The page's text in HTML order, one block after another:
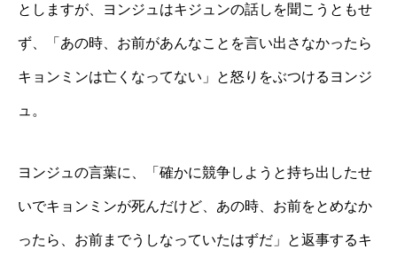
としますが、ヨンジュはキジュンの話しを聞こうともせ
ず、「あの時、お前があんなことを言い出さなかったら
キョンミンは亡くなってない」と怒りをぶつけるヨンジ
ュ。
ヨンジュの言葉に、「確かに競争しようと持ち出したせ
いでキョンミンが死んだけど、あの時、お前をとめなか
ったら、お前までうしなっていたはずだ」と返事するキ